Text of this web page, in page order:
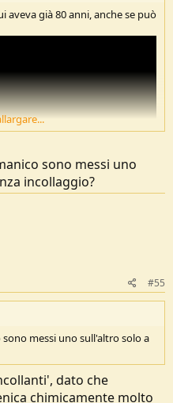
aveva già 80 anni, anche se può
sono messi uno
incollaggio?
#55
messi uno sull'altro solo a
dato che
chimicamente molto